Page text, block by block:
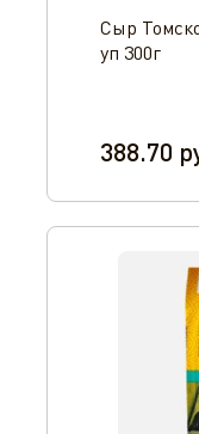
Сыр
уп 300г
388.70